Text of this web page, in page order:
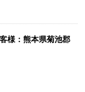
様：熊本県菊池郡